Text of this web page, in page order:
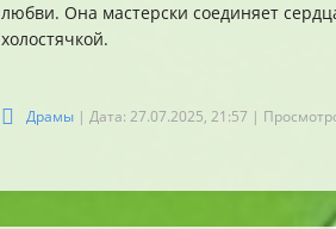
любви. Она мастерски соединяет
холостячкой.
Драмы | Дата: 27.07.2025, 21:57 |